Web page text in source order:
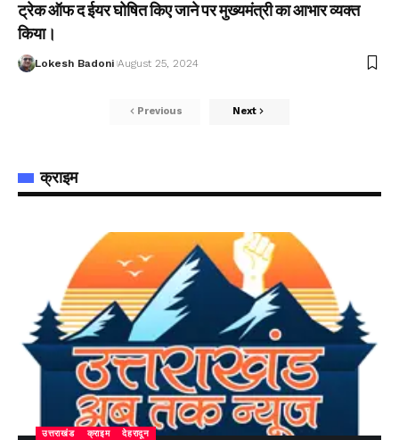
ट्रेक ऑफ द ईयर घोषित किए जाने पर मुख्यमंत्री का आभार व्यक्त
किया।
Lokesh Badoni August 25, 2024
Previous Next
क्राइम
उत्तराखंड क्राइम देहरादून